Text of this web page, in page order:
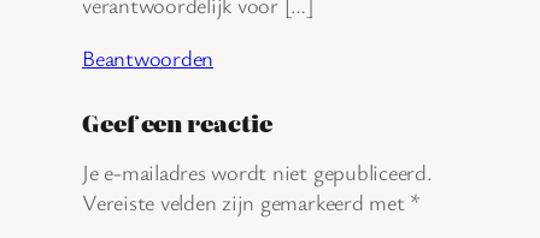
Beantwoorden
Geef een reactie
Je e-mailadres wordt niet gepubliceerd.
Vereiste velden zijn gemarkeerd met *